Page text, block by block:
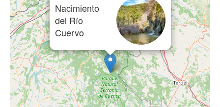
Nacimiento
del Río
Cuervo